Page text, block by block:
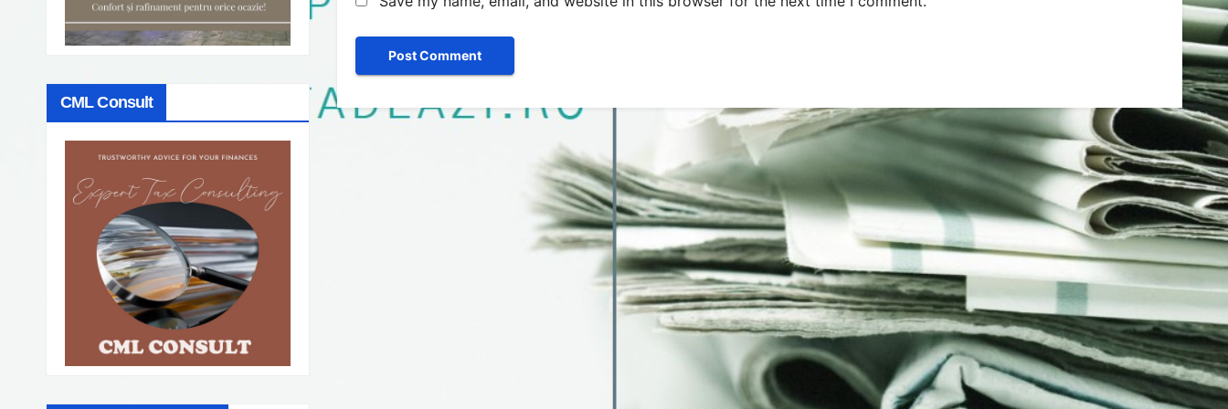
CML Consult